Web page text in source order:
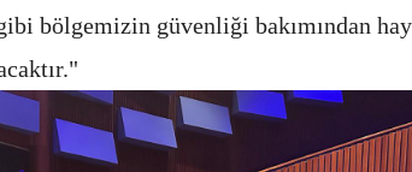
bölgemizin güvenliği bakımından